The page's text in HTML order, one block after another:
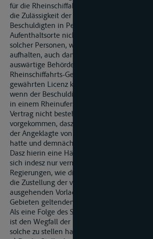
für die Rheinschiffahrts-Gerichte. Zwar ist
die Zulässigkeit der Vorladungen oder
Beschuldigten in Person oder an seinem
Aufenthaltsorte nicht ausgeschlossen, und
solcher Personen, welche im Auslande
aufhalten, auch dann gültig, wenn sie durch
auswärtige Behörde bewirkt wird. Es hat
Rheinschiffahrts-Gerichte von der ihnen
gewährten Licenz kein Gebrauch gemacht
wenn der Beschuldigte seinen Wohnsitz
in einem Rheinuferstaate hatte, mit
Vertrag nicht besteht und es ist deshalb
vorgekommen, dasz bei Anwendung der
der Angeklagte von der Vorladung keine
hatte und demnächst in contumaciam
Dasz hierin eine Härte liegt, ist nicht zu
sich indesz nur vermeiden, wenn
Regierungen, wie dies jetzt geschehen ist,
die Zustellung der von den Rheinschiffahrts-
ausgehenden Vorladungen nach Maszgabe
Gebieten geltenden Gesetze zusichern.
Als eine Folge des Systems der
ist den Wegfall der Prozesz-Kautionen,
solche zu stellen haben, anzusehen (Art. 36.).